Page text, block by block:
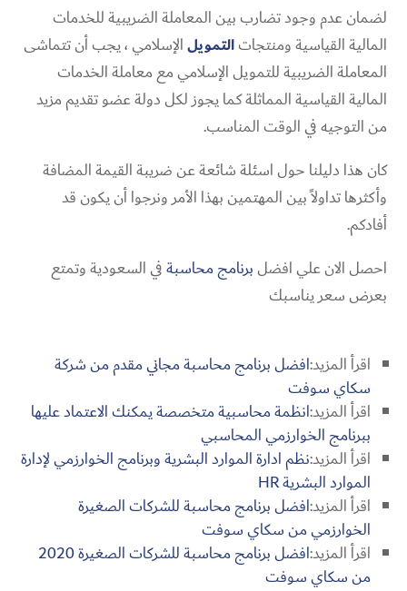
لضمان عدم وجود تضارب بين المعاملة الضريبية للخدمات
المالية القياسية ومنتجاتالتمويلالإسلامي ، يجب أن تتماشى
المعاملة الضريبية للتمويل الإسلامي مع معاملة الخدمات
المالية القياسية المماثلة كما يجوز لكل دولة عضو تقديم مزيد
من التوجيه في الوقت المناسب.
كان هذا دليلنا حول اسئلة شائعة عن ضريبة القيمة المضافة
وأكثرها تداولاً بين المهتمين بهذا الأمر ونرجوا أن يكون قد
أفادكم.
احصل الان علي افضلبرنامج محاسبةفي السعودية وتمتع
بعرض سعر يناسبك
اقرأ المزيد:افضل برنامج محاسبة مجاني مقدم من شركة
سكاي سوفت
اقرأ المزيد:انظمة محاسبية متخصصة يمكنك الاعتماد عليها
ببرنامج الخوارزمي المحاسبي
اقرأ المزيد:نظم ادارة الموارد البشرية وبرنامج الخوارزمي لإدارة
الموارد البشرية HR
اقرأ المزيد:افضل برنامج محاسبة للشركات الصغيرة
الخوارزمي من سكاي سوفت
اقرأ المزيد:
افضل برنامج محاسبة للشركات الصغيرة 2020
من سكاي سوفت